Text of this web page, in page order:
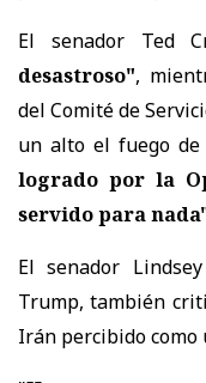
El senador Ted
desastroso",
del Comité de
un alto el fuego
logrado por la
servido para
El senador
Trump, también
Irán percibido